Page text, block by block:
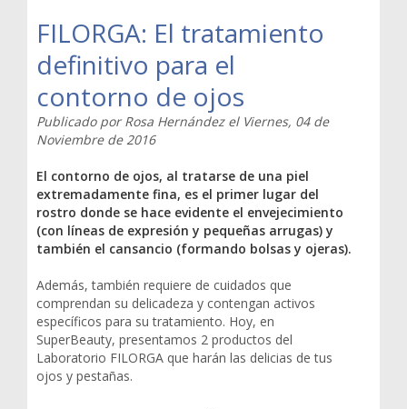
FILORGA: El tratamiento
definitivo para el
contorno de ojos
Publicado porRosa Hernándezel Viernes, 04 de
Noviembre de 2016
El contorno de ojos, al tratarse de una piel
extremadamente fina, es el primer lugar del
rostro donde se hace evidente el envejecimiento
(con líneas de expresión y pequeñas arrugas) y
también el cansancio (formando bolsas y ojeras).
Además, también requiere de cuidados que
comprendan su delicadeza y contengan activos
específicos para su tratamiento. Hoy, en
SuperBeauty, presentamos 2 productos del
Laboratorio FILORGA que harán las delicias de tus
ojos y pestañas.